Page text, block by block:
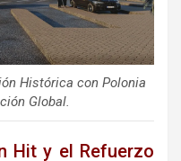
Histórica con Polonia
Global.
Hit y el Refuerzo